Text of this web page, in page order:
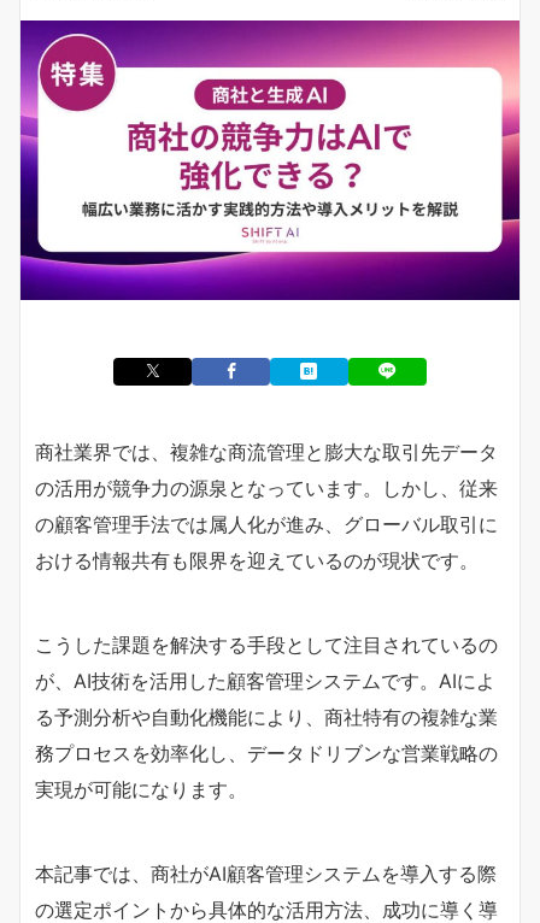
商社業界では、複雑な商流管理と膨大な取引先データ
の活用が競争力の源泉となっています。しかし、従来
の顧客管理手法では属人化が進み、グローバル取引に
おける情報共有も限界を迎えているのが現状です。
こうした課題を解決する手段として注目されているの
が、AI技術を活用した顧客管理システムです。AIによ
る予測分析や自動化機能により、商社特有の複雑な業
務プロセスを効率化し、データドリブンな営業戦略の
実現が可能になります。
本記事では、商社がAI顧客管理システムを導入する際
の選定ポイントから具体的な活用方法、成功に導く導